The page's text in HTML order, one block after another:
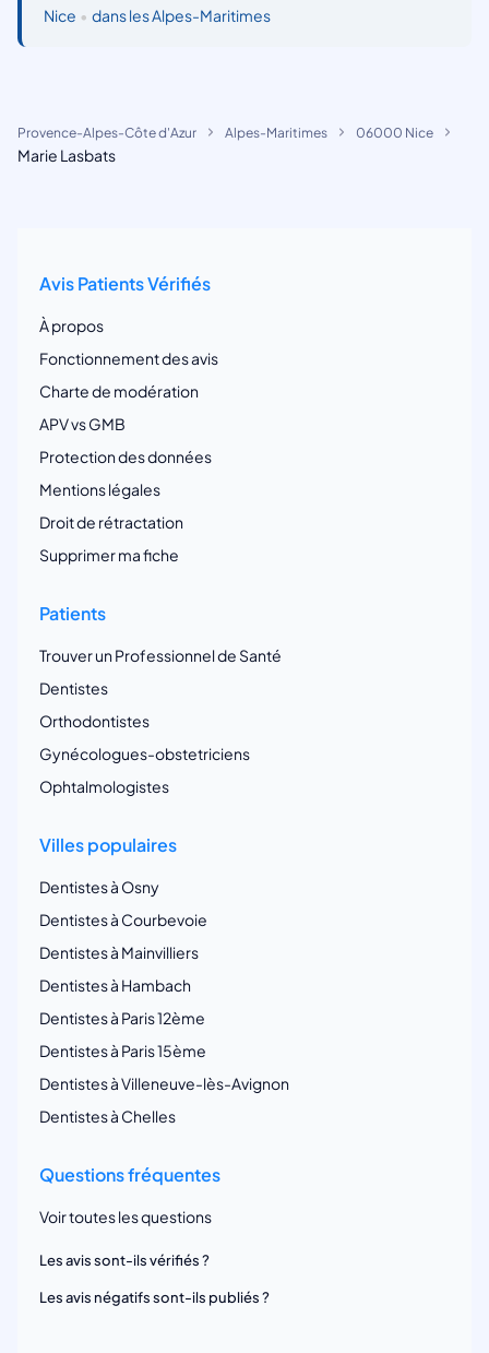
Nice • dans les Alpes-Maritimes
Provence-Alpes-Côte d'Azur Alpes-Maritimes 06000 Nice
Marie Lasbats
Avis Patients Vérifiés
À propos
Fonctionnement des avis
Charte de modération
APV vs GMB
Protection des données
Mentions légales
Droit de rétractation
Supprimer ma fiche
Patients
Trouver un Professionnel de Santé
Dentistes
Orthodontistes
Gynécologues-obstetriciens
Ophtalmologistes
Villes populaires
Dentistes à Osny
Dentistes à Courbevoie
Dentistes à Mainvilliers
Dentistes à Hambach
Dentistes à Paris 12ème
Dentistes à Paris 15ème
Dentistes à Villeneuve-lès-Avignon
Dentistes à Chelles
Questions fréquentes
Voir toutes les questions
Les avis sont-ils vérifiés ?
Les avis négatifs sont-ils publiés ?